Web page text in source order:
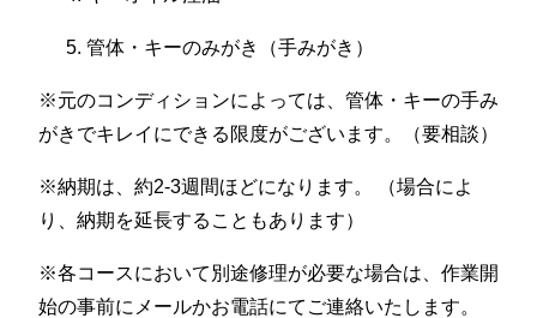
管体・キーのみがき（手みがき）
※元のコンディションによっては、管体・キーの手み
がきでキレイにできる限度がございます。（要相談）
※納期は、約2-3週間ほどになります。 （場合によ
り、納期を延長することもあります）
※各コースにおいて別途修理が必要な場合は、作業開
始の事前にメールかお電話にてご連絡いたします。